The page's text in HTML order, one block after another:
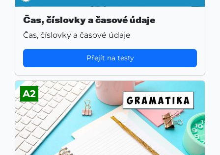
Čas, číslovky a časové údaje
Čas, číslovky a časové údaje
Přejít na testy
A2